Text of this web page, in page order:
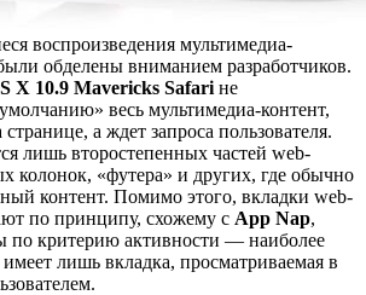
воспроизведения мультимедиа-
обделены вниманием разработчиков.
X 10.9 Mavericks Safari не
весь мультимедиа-контент,
а ждет запроса пользователя.
лишь второстепенных частей web-
колонок, «футера» и других, где обычно
контент. Помимо этого, вкладки web-
по принципу, схожему с App Nap,
по критерию активности — наиболее
лишь вкладка, просматриваемая в